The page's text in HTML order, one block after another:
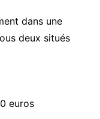
dans une
deux situés
euros